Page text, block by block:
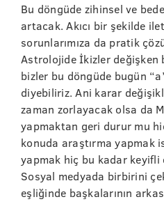
Bu döngüde zihinsel ve
artacak. Akıcı bir şekilde
sorunlarımıza da pratik
Astrolojide İkizler değişken
bizler bu döngüde bugün
diyebiliriz. Ani karar
zaman zorlayacak olsa da
yapmaktan geri durur mu
konuda araştırma yapmak
yapmak hiç bu kadar keyifli
Sosyal medyada birbirini
eşliğinde başkalarının